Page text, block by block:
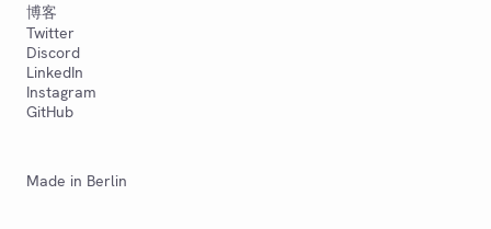
博客
Twitter
Discord
LinkedIn
Instagram
GitHub
Made in Berlin